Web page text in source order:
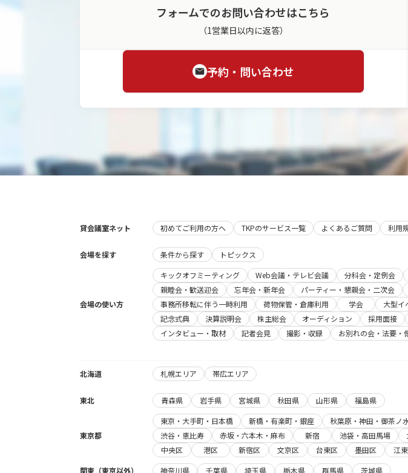
フォームでのお問い合わせはこちら
（1営業日以内に返答）
予約・問い合わせ
貸会議室ネット 初めてご利用の方へ TKPのサービス一覧 よくあるご質問 利用
会場を探す 条件から探す トピックス
会場の使い方
キックオフミーティング Web会議・テレビ会議 分科会・定例会
親睦会・歓送迎会
忘年会・新年会 パーティー・懇親会・二次会
事務所移転に伴う一時利用
荷物保管・倉庫利用 学会 大型イ
記念式典
決算説明会 株主総会 オーディション 採用面接
インタビュー・取材
記者会見 撮影・収録 お別れの会・法要・
北海道 札幌エリア 帯広エリア
東北 青森県 岩手県 宮城県 秋田県 山形県 福島県
東京都
東京・大手町・日本橋 新橋・有楽町・銀座 秋葉原・神田・御茶ノ
渋谷・恵比寿
赤坂・六本木・麻布 新宿 池袋・高田馬場
中央区
港区 新宿区 文京区 台東区 墨田区 江
関東（東京以外）
神奈川県 千葉県 埼玉県 栃木県 群馬県 茨城県